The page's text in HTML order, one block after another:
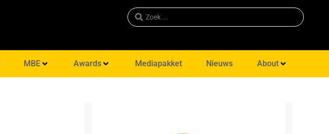
MBE Awards Mediapakket Nieuws About